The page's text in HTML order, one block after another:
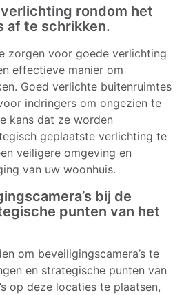
rondom het
af te schrikken.
zorgen voor goede verlichting
effectieve manier om
Goed verlichte buitenruimtes
indringers om ongezien te
kans dat ze worden
geplaatste verlichting te
veiligere omgeving en
van uw woonhuis.
bij de
punten van het
om beveiligingscamera’s te
en strategische punten van
op deze locaties te plaatsen,